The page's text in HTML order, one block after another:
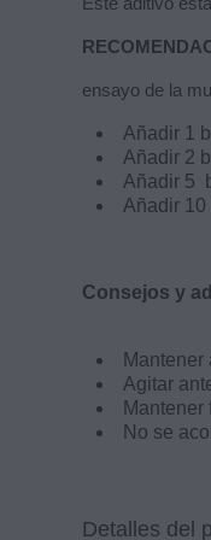
ensayo de la
Añadir 1
Añadir 2
Añadir 5
Añadir
Consejos y
Agitar
No se
Detalles del